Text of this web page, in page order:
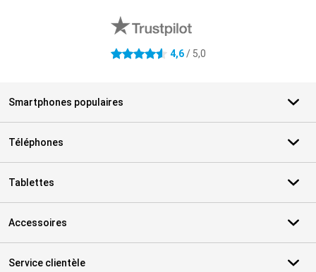
4.6 étoiles 4,6/ 5,0
Smartphones populaires
Téléphones
Tablettes
Accessoires
Service clientèle